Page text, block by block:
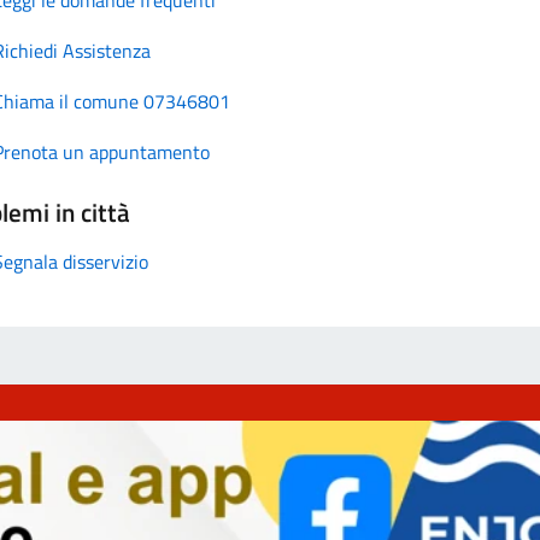
Assistenza
il comune 07346801
un appuntamento
in città
disservizio